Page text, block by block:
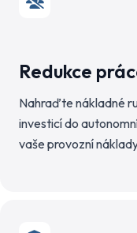
Redukce
Nahraďte nákladné
investicí do
vaše provozní